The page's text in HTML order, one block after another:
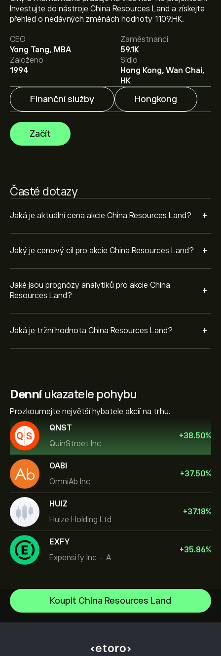
Investujte do nástroje China Resources Land a získejte
přehled o nedávných změnách hodnoty 1109.HK.
CEO
Yong Tang, MBA
Zaměstnanci
59.1K
Založeno
1994
Sídlo
Hong Kong, Wan Chai,
HK
Finanční služby Hongkong
Začít
Časté dotazy
Jaká je aktuální cena akcie China Resources Land? +
Aktuální cena akcie 1109.HK je 32.82‎$‎.
Jaký je cenový cíl pro akcie China Resources Land? +
Průměrný cenový cíl pro akcie China Resources Land je
32.82‎$‎.Zaregistrujte se
na eToro a získejte detailní
prognózy analytiků i cenové cíle.
Jaké jsou prognózy analytiků pro akcie China
Resources Land?
+
Analytici nabízí prognózy pro akcie China Resources
Land na základě tržních trendů, finančních zpráv a
očekávaného růstu. Podívejte se na prognózu
Jaká je tržní hodnota China Resources Land? +
Denníukazatele pohybu
Prozkoumejte největší hybatele akcií na trhu.
QNST
QuinStreet Inc
+38.50%
OABI
OmniAb Inc
+37.50%
HUIZ
Huize Holding Ltd
+37.18%
EXFY
Expensify Inc - A
+35.86%
Koupit China Resources Land
NVIDIA Corporation
Amazon.com Inc
Odpovědné obchodování